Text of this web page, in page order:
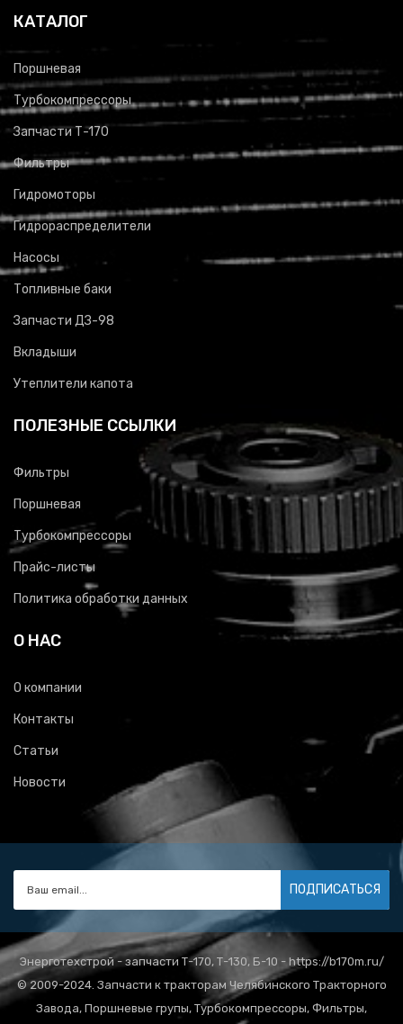
КАТАЛОГ
Поршневая
Турбокомпрессоры
Запчасти Т-170
Фильтры
Гидромоторы
Гидрораспределители
Насосы
Топливные баки
Запчасти ДЗ-98
Вкладыши
Утеплители капота
ПОЛЕЗНЫЕ ССЫЛКИ
Фильтры
Поршневая
Турбокомпрессоры
Прайс-листы
Политика обработки данных
О НАС
О компании
Контакты
Статьи
Новости
ПОДПИСАТЬСЯ
Энерготехстрой - запчасти Т-170, Т-130, Б-10 - https://b170m.ru/
© 2009-2024. Запчасти к тракторам Челябинского Тракторного
Завода, Поршневые групы, Турбокомпрессоры, Фильтры,